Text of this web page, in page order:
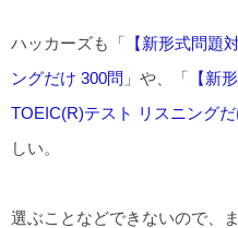
ハッカーズも「 【新形式問題
ングだけ 300問 」や、「 【新
TOEIC(R)テスト リスニングだ
しい。
選ぶことなどできないので、